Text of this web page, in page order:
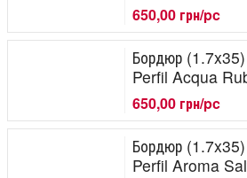
650,00 грн/pc
Бордюр
Perfil Acqua
650,00 грн/pc
Бордюр
Perfil Aroma